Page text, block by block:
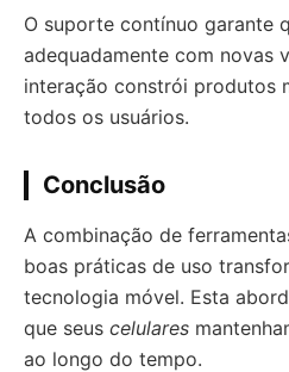
O suporte contínuo garante
adequadamente com novas
interação constrói produtos
todos os usuários.
Conclusão
A combinação de
boas práticas de uso
tecnologia móvel. Esta
que seus celulares
ao longo do tempo.